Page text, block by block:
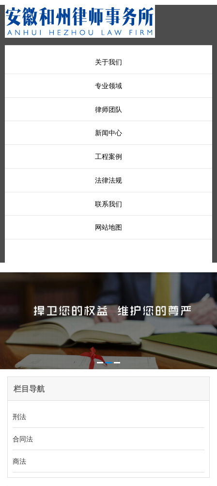
关于我们
专业领域
律师团队
新闻中心
工程案例
法律法规
联系我们
网站地图
栏目导航
刑法
合同法
商法